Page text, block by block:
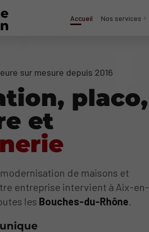
Accueil Nos services
sur mesure depuis 2016
placo,
et
de maisons et
entreprise intervient à Aix-en-
les Bouches-du-Rhône.
par an